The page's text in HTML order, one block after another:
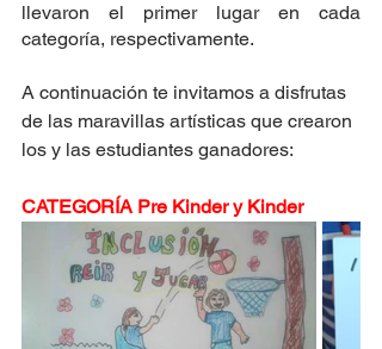
llevaron el primer lugar en cada
categoría, respectivamente.
A continuación te invitamos a disfrutas
de las maravillas artísticas que crearon
los y las estudiantes ganadores:
CATEGORÍA Pre Kinder y Kinder